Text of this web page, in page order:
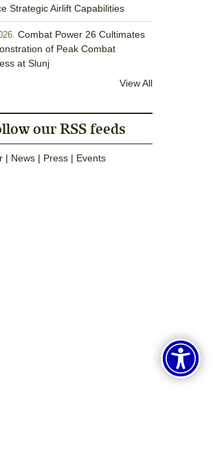
Strategic Airlift Capabilities
Combat Power 26 Cultimates
of Peak Combat
at Slunj
View All
our RSS feeds
| News | Press | Events